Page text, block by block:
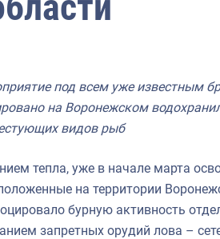
под всем уже известным
на Воронежском
видов рыб
тепла, уже в начале марта
на территории
бурную активность
запретных орудий лова –